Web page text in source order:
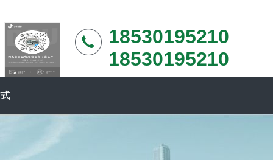
18530195210
18530195210